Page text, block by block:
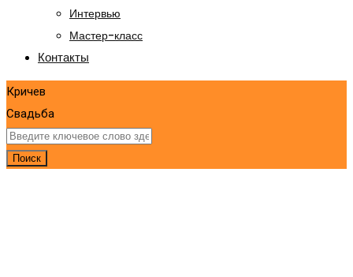
Интервью
Мастер-класс
Контакты
Кричев
Свадьба
Поиск